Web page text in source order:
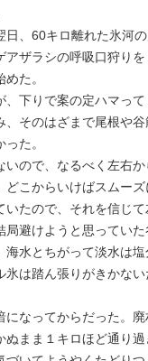
、60キロ離れた氷河
ザラシの呼吸口狩り
た。
下りで案の定ハマっ
そのはざまで尾根や
た。
ので、なるべく左右
こからいけばスムー
たので、それを信じ
避けようと思っていた
水とちがって淡水は
は踏ん張りがきかな
なってからだった。
ぬまま１キロほど通り